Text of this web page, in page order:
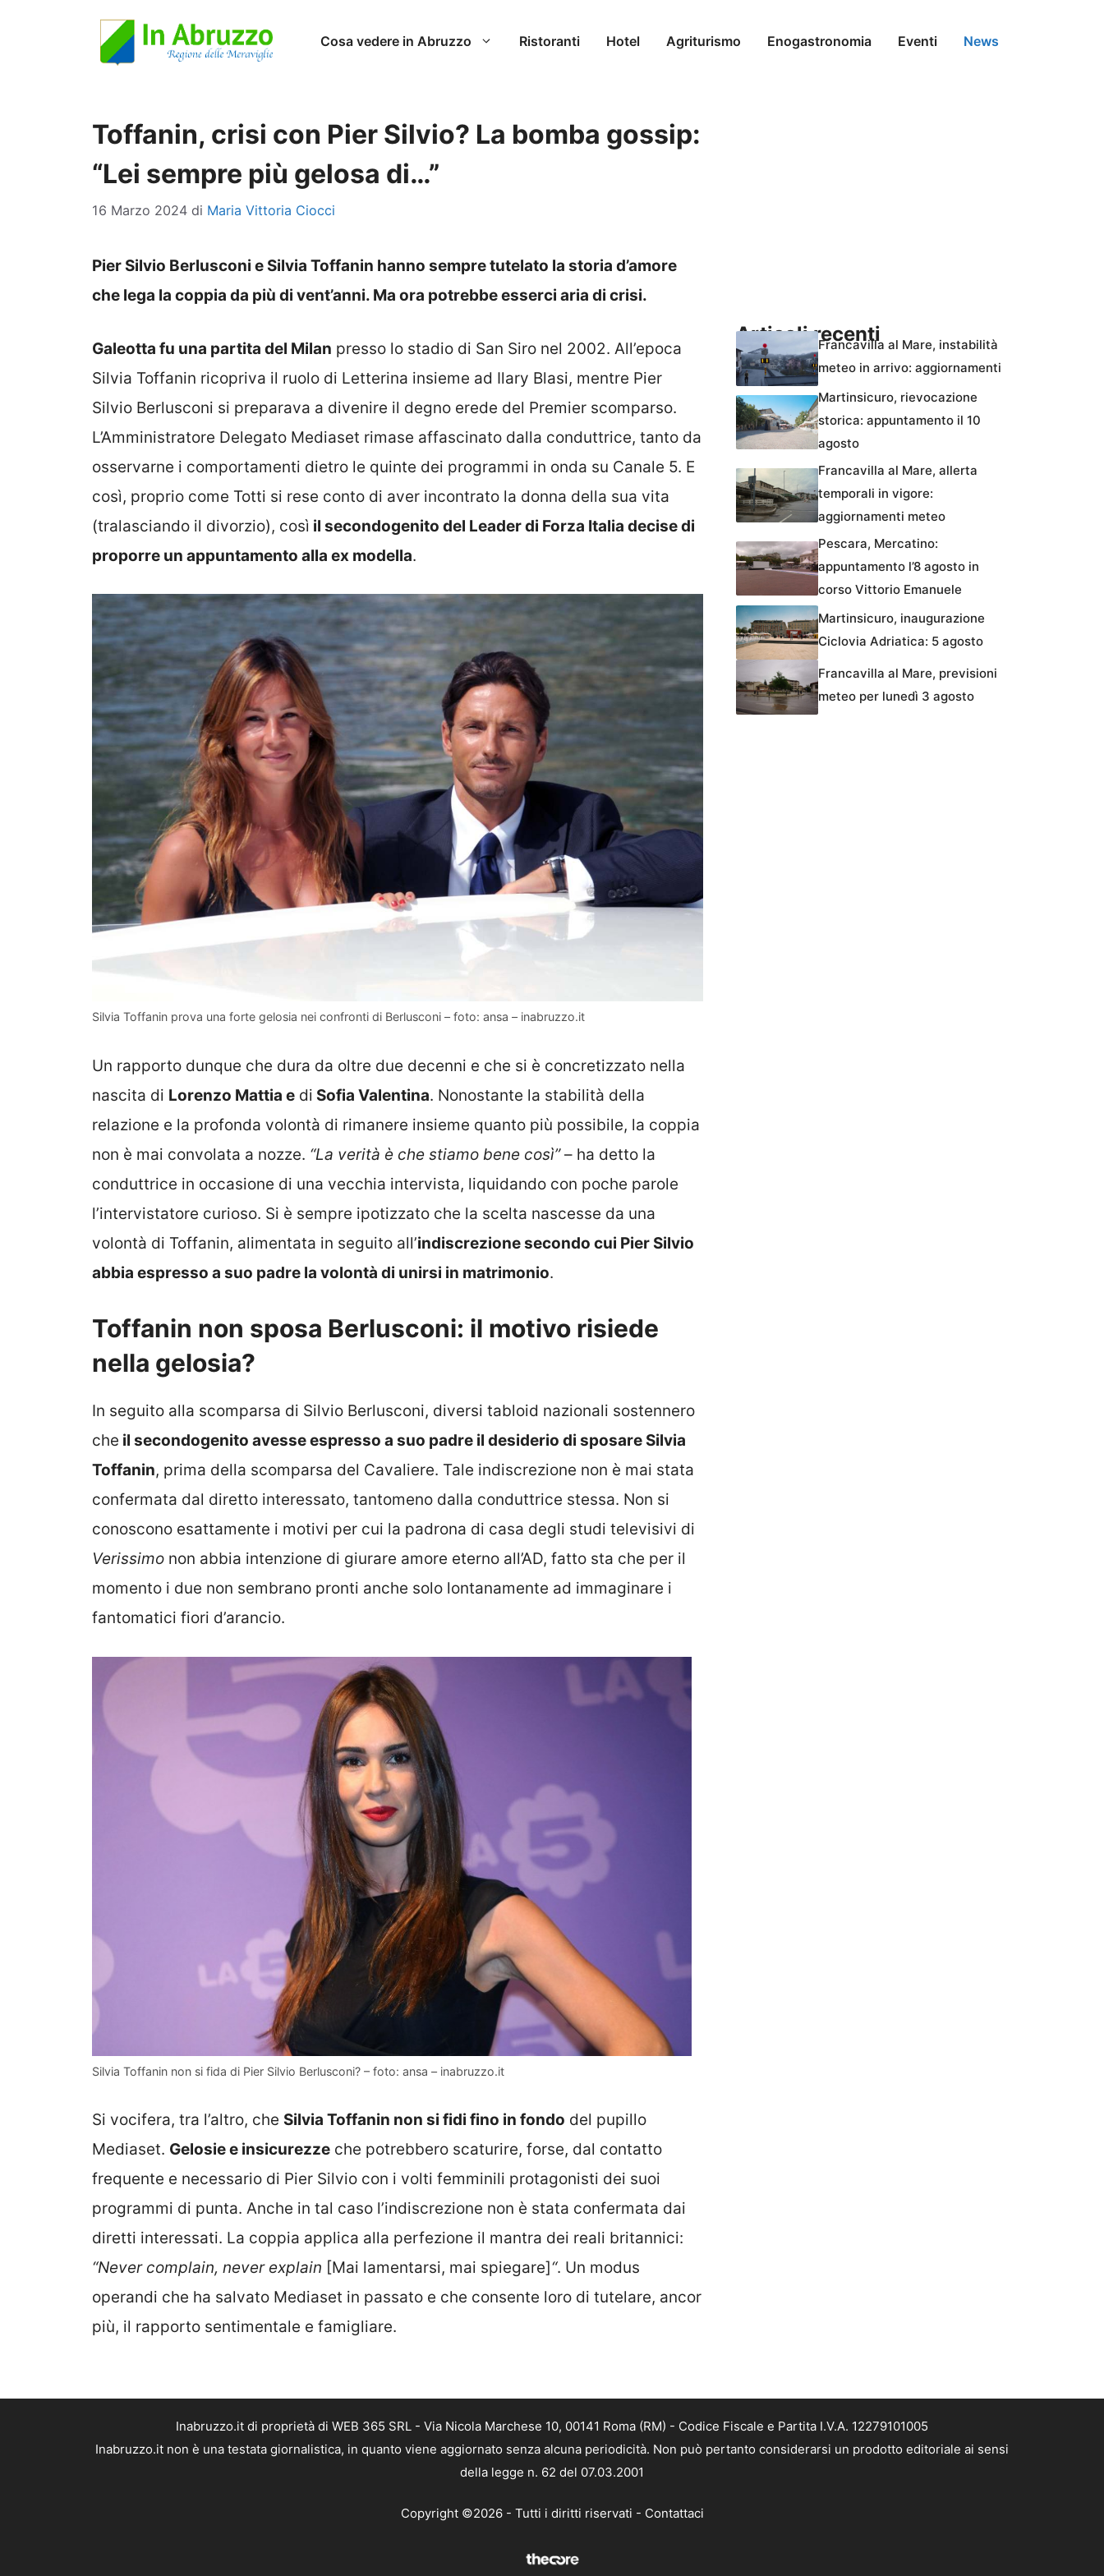
Cosa vedere in Abruzzo Ristoranti Hotel Agriturismo Enogastronomia Eventi News
Toffanin, crisi con Pier Silvio? La bomba gossip:
“Lei sempre più gelosa di…”
16 Marzo 2024 di Maria Vittoria Ciocci
Pier Silvio Berlusconi e Silvia Toffanin hanno sempre tutelato la storia d’amore
che lega la coppia da più di vent’anni. Ma ora potrebbe esserci aria di crisi.
Galeotta fu una partita del Milan presso lo stadio di San Siro nel 2002. All’epoca
Silvia Toffanin ricopriva il ruolo di Letterina insieme ad Ilary Blasi, mentre Pier
Silvio Berlusconi si preparava a divenire il degno erede del Premier scomparso.
L’Amministratore Delegato Mediaset rimase affascinato dalla conduttrice, tanto da
osservarne i comportamenti dietro le quinte dei programmi in onda su Canale 5. E
così, proprio come Totti si rese conto di aver incontrato la donna della sua vita
(tralasciando il divorzio), così il secondogenito del Leader di Forza Italia decise di
proporre un appuntamento alla ex modella.
Silvia Toffanin prova una forte gelosia nei confronti di Berlusconi – foto: ansa – inabruzzo.it
Un rapporto dunque che dura da oltre due decenni e che si è concretizzato nella
nascita di Lorenzo Mattia e di Sofia Valentina. Nonostante la stabilità della
relazione e la profonda volontà di rimanere insieme quanto più possibile, la coppia
non è mai convolata a nozze. “La verità è che stiamo bene così”– ha detto la
conduttrice in occasione di una vecchia intervista, liquidando con poche parole
l’intervistatore curioso. Si è sempre ipotizzato che la scelta nascesse da una
volontà di Toffanin, alimentata in seguito all’indiscrezione secondo cui Pier Silvio
abbia espresso a suo padre la volontà di unirsi in matrimonio.
Toffanin non sposa Berlusconi: il motivo risiede
nella gelosia?
In seguito alla scomparsa di Silvio Berlusconi, diversi tabloid nazionali sostennero
che il secondogenito avesse espresso a suo padre il desiderio di sposare Silvia
Toffanin, prima della scomparsa del Cavaliere. Tale indiscrezione non è mai stata
confermata dal diretto interessato, tantomeno dalla conduttrice stessa. Non si
conoscono esattamente i motivi per cui la padrona di casa degli studi televisivi di
Verissimo non abbia intenzione di giurare amore eterno all’AD, fatto sta che per il
momento i due non sembrano pronti anche solo lontanamente ad immaginare i
fantomatici fiori d’arancio.
Silvia Toffanin non si fida di Pier Silvio Berlusconi? – foto: ansa – inabruzzo.it
Si vocifera, tra l’altro, che Silvia Toffanin non si fidi fino in fondo del pupillo
Mediaset. Gelosie e insicurezze che potrebbero scaturire, forse, dal contatto
frequente e necessario di Pier Silvio con i volti femminili protagonisti dei suoi
programmi di punta. Anche in tal caso l’indiscrezione non è stata confermata dai
diretti interessati. La coppia applica alla perfezione il mantra dei reali britannici:
“Never complain, never explain [Mai lamentarsi, mai spiegare]“. Un modus
operandi che ha salvato Mediaset in passato e che consente loro di tutelare, ancor
più, il rapporto sentimentale e famigliare.
Articoli recentiFrancavilla al Mare, instabilità
meteo in arrivo: aggiornamenti
Martinsicuro, rievocazione
storica: appuntamento il 10
agosto
Francavilla al Mare, allerta
temporali in vigore:
aggiornamenti meteo
Pescara, Mercatino:
appuntamento l’8 agosto in
corso Vittorio Emanuele
Martinsicuro, inaugurazione
Ciclovia Adriatica: 5 agosto
Francavilla al Mare, previsioni
meteo per lunedì 3 agosto
Inabruzzo.it di proprietà di WEB 365 SRL - Via Nicola Marchese 10, 00141 Roma (RM) - Codice Fiscale e Partita I.V.A. 12279101005
Inabruzzo.it non è una testata giornalistica, in quanto viene aggiornato senza alcuna periodicità. Non può pertanto considerarsi un prodotto editoriale ai sensi
della legge n. 62 del 07.03.2001
Copyright ©2026 - Tutti i diritti riservati - Contattaci